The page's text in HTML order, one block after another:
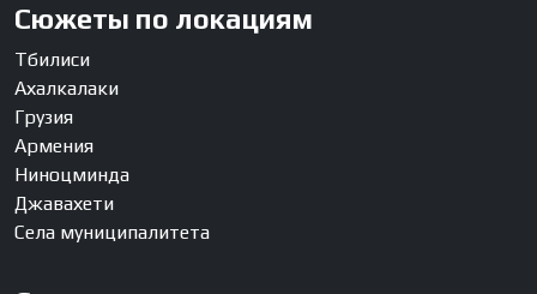
Сюжеты по локациям
Тбилиси
Ахалкалаки
Грузия
Армения
Ниноцминда
Джавахети
Села муниципалитета